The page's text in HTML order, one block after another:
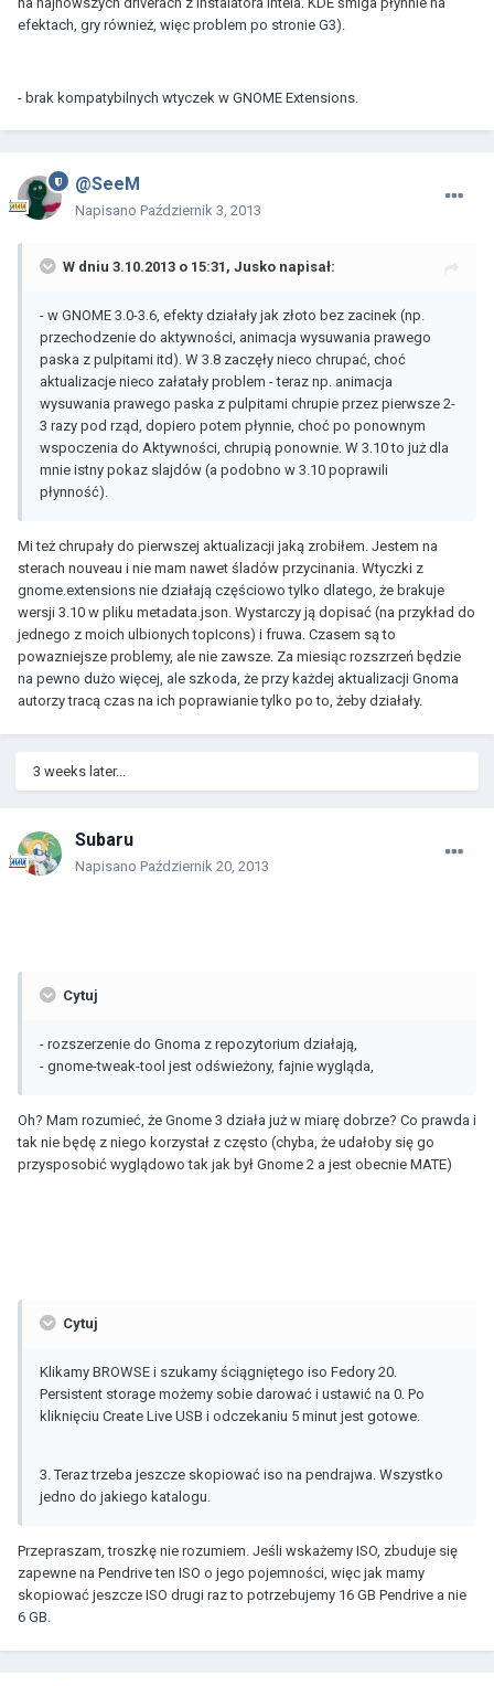
efektach, gry również, więc problem po stronie G3).
- brak kompatybilnych wtyczek w GNOME Extensions.
@SeeM
Napisano Październik 3, 2013
W dniu 3.10.2013 o 15:31, Jusko napisał:
- w GNOME 3.0-3.6, efekty działały jak złoto bez zacinek (np.
przechodzenie do aktywności, animacja wysuwania prawego
paska z pulpitami itd). W 3.8 zaczęły nieco chrupać, choć
aktualizacje nieco załatały problem - teraz np. animacja
wysuwania prawego paska z pulpitami chrupie przez pierwsze 2-
3 razy pod rząd, dopiero potem płynnie, choć po ponownym
wspoczenia do Aktywności, chrupią ponownie. W 3.10 to już dla
mnie istny pokaz slajdów (a podobno w 3.10 poprawili
płynność).
Mi też chrupały do pierwszej aktualizacji jaką zrobiłem. Jestem na
sterach nouveau i nie mam nawet śladów przycinania. Wtyczki z
gnome.extensions nie działają częściowo tylko dlatego, że brakuje
wersji 3.10 w pliku metadata.json. Wystarczy ją dopisać (na przykład do
jednego z moich ulbionych topIcons) i fruwa. Czasem są to
powazniejsze problemy, ale nie zawsze. Za miesiąc rozszrzeń będzie
na pewno dużo więcej, ale szkoda, że przy każdej aktualizacji Gnoma
autorzy tracą czas na ich poprawianie tylko po to, żeby działały.
3 weeks later...
Subaru
Napisano Październik 20, 2013
Cytuj
- rozszerzenie do Gnoma z repozytorium działają,
- gnome-tweak-tool jest odświeżony, fajnie wygląda,
Oh? Mam rozumieć, że Gnome 3 działa już w miarę dobrze? Co prawda i
tak nie będę z niego korzystał z często (chyba, że udałoby się go
przysposobić wyglądowo tak jak był Gnome 2 a jest obecnie MATE)
Cytuj
Klikamy BROWSE i szukamy ściągniętego iso Fedory 20.
Persistent storage możemy sobie darować i ustawić na 0. Po
kliknięciu Create Live USB i odczekaniu 5 minut jest gotowe.
3. Teraz trzeba jeszcze skopiować iso na pendrajwa. Wszystko
jedno do jakiego katalogu.
Przepraszam, troszkę nie rozumiem. Jeśli wskażemy ISO, zbuduje się
zapewne na Pendrive ten ISO o jego pojemności, więc jak mamy
skopiować jeszcze ISO drugi raz to potrzebujemy 16 GB Pendrive a nie
6 GB.